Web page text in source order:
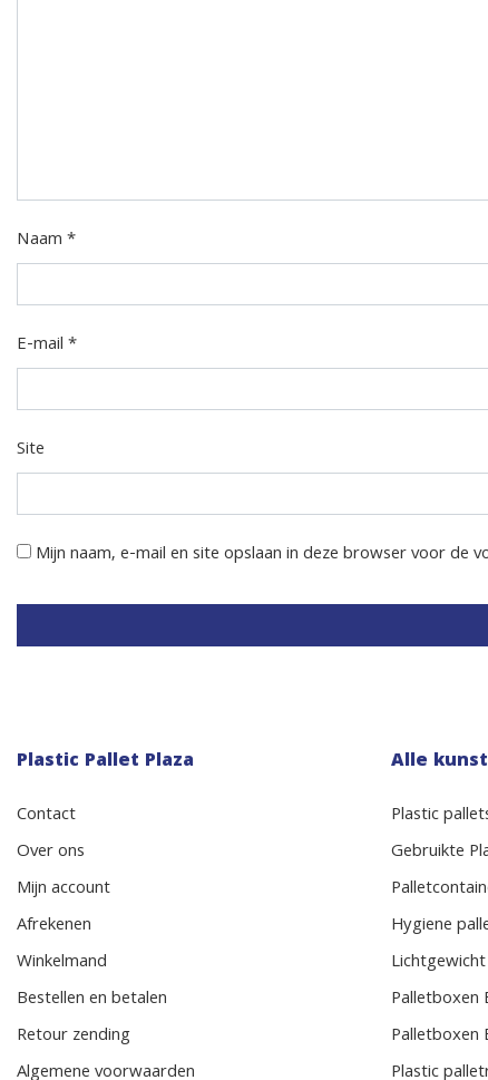
Naam*
E-mail*
Site
Mijn naam, e-mail en site opslaan in deze browser voor de
Plastic Pallet Plaza
Contact
Over ons
Mijn account
Afrekenen
Winkelmand
Bestellen en betalen
Retour zending
Algemene voorwaarden
Alle
Plastic
Gebruikte
Hygiene
Palletboxen
Palletboxen
Plastic